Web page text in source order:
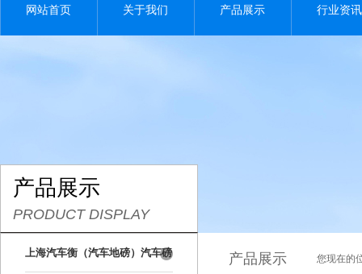
网站首页 关于我们 产品展示 行业资讯
产品展示
PRODUCT DISPLAY
上海汽车衡（汽车地磅）汽车磅 产品展示 您现在的